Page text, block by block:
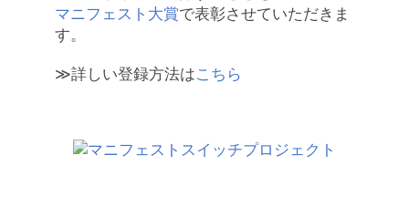
マニフェスト大賞で表彰させていただきま
す。
≫詳しい登録方法はこちら